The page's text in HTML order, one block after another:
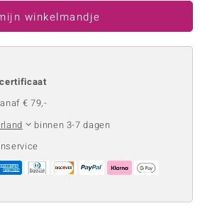
winkelmandje
€ 79,-
binnen 3-7 dagen